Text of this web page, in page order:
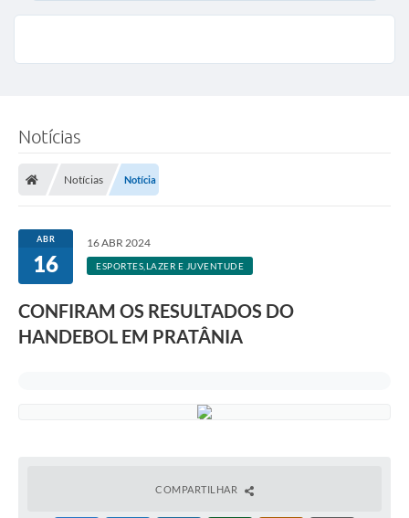
Notícias
Notícias Notícia
ABR
16
16 ABR 2024
ESPORTES,LAZER E JUVENTUDE
CONFIRAM OS RESULTADOS DO
HANDEBOL EM PRATÂNIA
COMPARTILHAR